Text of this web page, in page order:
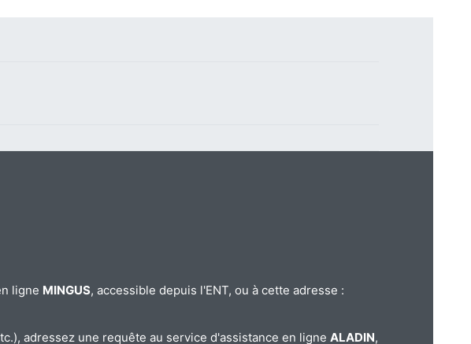
ligne MINGUS, accessible depuis l'ENT, ou à cette adresse :
adressez une requête au service d'assistance en ligne ALADIN,